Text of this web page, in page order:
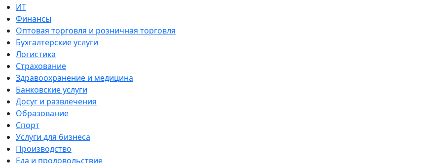
ИТ
Финансы
Оптовая торговля и розничная торговля
Бухгалтерские услуги
Логистика
Страхование
Здравоохранение и медицина
Банковские услуги
Досуг и развлечения
Образование
Спорт
Услуги для бизнеса
Производство
Еда и продовольствие